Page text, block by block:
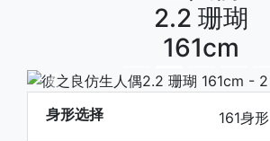
2.2 珊瑚
161cm
下一张
身形选择
161身形